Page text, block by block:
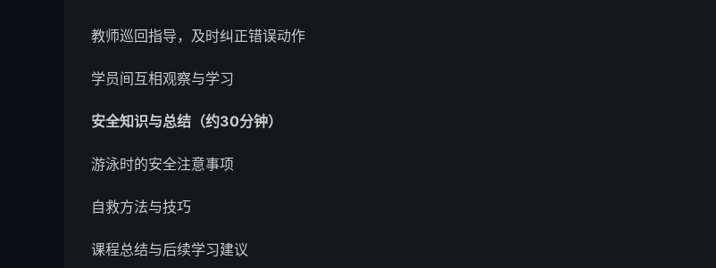
教师巡回指导，及时纠正错误动作
学员间互相观察与学习
安全知识与总结（约30分钟）
游泳时的安全注意事项
自救方法与技巧
课程总结与后续学习建议